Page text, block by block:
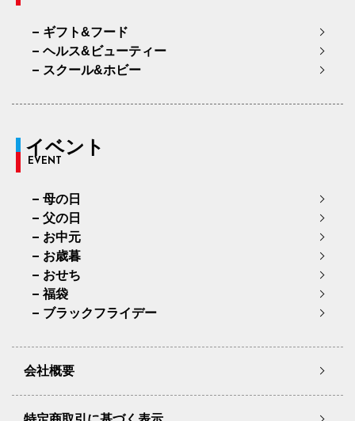
ギフト&フード
ヘルス&ビューティー
スクール&ホビー
イベント
EVENT
母の日
父の日
お中元
お歳暮
おせち
福袋
ブラックフライデー
会社概要